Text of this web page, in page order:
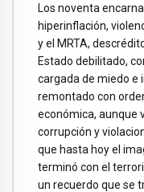
Los noventa
hiperinflación,
y el MRTA,
Estado debilitado,
cargada de miedo e
remontado con
económica, aunque
corrupción y
que hasta hoy el
terminó con el
un recuerdo que se